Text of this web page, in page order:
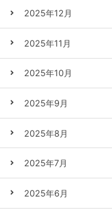
2025年12月
2025年11月
2025年10月
2025年9月
2025年8月
2025年7月
2025年6月